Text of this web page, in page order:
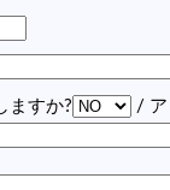
ますか?
/ ア